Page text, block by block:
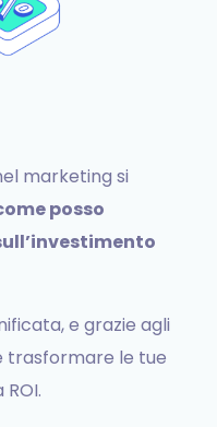
marketing si
posso
e grazie agli
trasformare le tue